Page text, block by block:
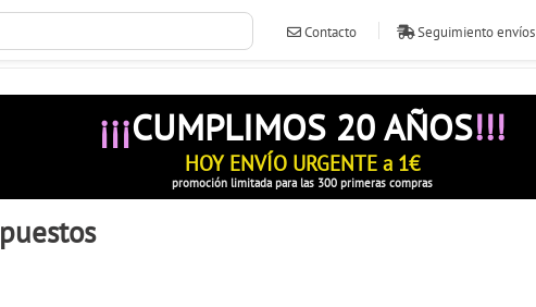
Contacto Seguimiento envíos
ventas@ilevante.com
¡¡¡CUMPLIMOS 20 AÑOS!!!
HOY ENVÍO URGENTE a 1€
promoción limitada para las 300 primeras compras